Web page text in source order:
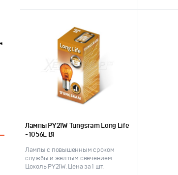
Лампы PY21W Tungsram Long Life
- 1056L B1
Лампы с повышенным сроком
службы и желтым свечением.
Цоколь PY21W. Цена за 1 шт.